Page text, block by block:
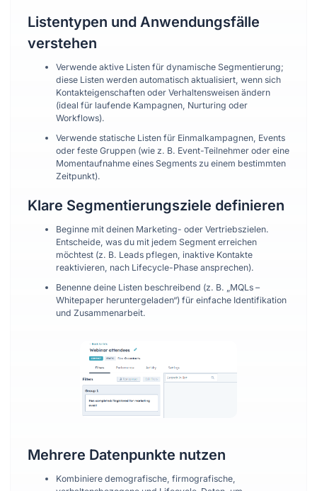
Listentypen und Anwendungsfälle
verstehen
Verwende aktive Listen für dynamische Segmentierung;
diese Listen werden automatisch aktualisiert, wenn sich
Kontakteigenschaften oder Verhaltensweisen ändern
(ideal für laufende Kampagnen, Nurturing oder
Workflows).
Verwende statische Listen für Einmalkampagnen, Events
oder feste Gruppen (wie z. B. Event-Teilnehmer oder eine
Momentaufnahme eines Segments zu einem bestimmten
Zeitpunkt).
Klare Segmentierungsziele definieren
Beginne mit deinen Marketing- oder Vertriebszielen.
Entscheide, was du mit jedem Segment erreichen
möchtest (z. B. Leads pflegen, inaktive Kontakte
reaktivieren, nach Lifecycle-Phase ansprechen).
Benenne deine Listen beschreibend (z. B. „MQLs –
Whitepaper heruntergeladen“) für einfache Identifikation
und Zusammenarbeit.
Mehrere Datenpunkte nutzen
Kombiniere demografische, firmografische,